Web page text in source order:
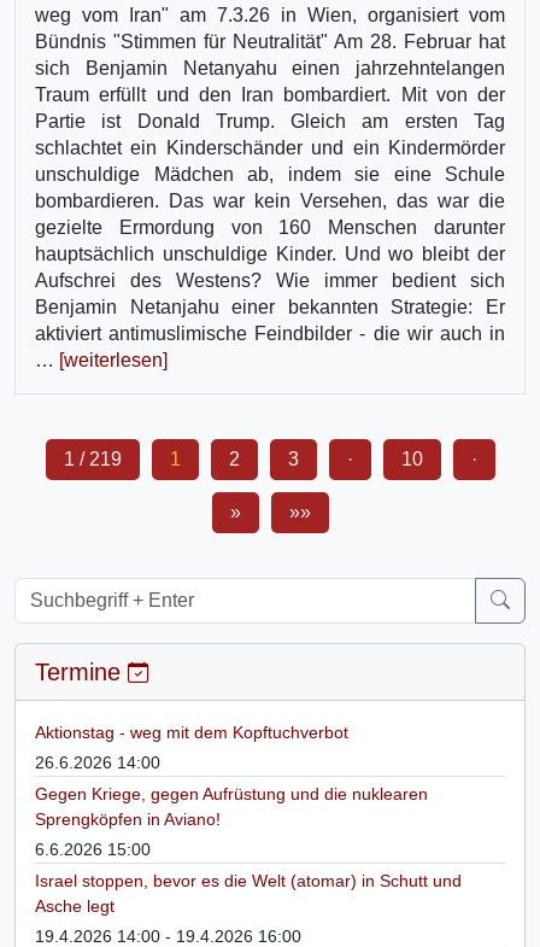
weg vom Iran" am 7.3.26 in Wien, organisiert vom
Bündnis "Stimmen für Neutralität" Am 28. Februar hat
sich Benjamin Netanyahu einen jahrzehntelangen
Traum erfüllt und den Iran bombardiert. Mit von der
Partie ist Donald Trump. Gleich am ersten Tag
schlachtet ein Kinderschänder und ein Kindermörder
unschuldige Mädchen ab, indem sie eine Schule
bombardieren. Das war kein Versehen, das war die
gezielte Ermordung von 160 Menschen darunter
hauptsächlich unschuldige Kinder. Und wo bleibt der
Aufschrei des Westens? Wie immer bedient sich
Benjamin Netanjahu einer bekannten Strategie: Er
aktiviert antimuslimische Feindbilder - die wir auch in
… [weiterlesen]
1 / 219 1 2 3 · 10 ·
» »»
Termine
Aktionstag - weg mit dem Kopftuchverbot
26.6.2026 14:00
Gegen Kriege, gegen Aufrüstung und die nuklearen
Sprengköpfen in Aviano!
6.6.2026 15:00
Israel stoppen, bevor es die Welt (atomar) in Schutt und
Asche legt
19.4.2026 14:00 - 19.4.2026 16:00